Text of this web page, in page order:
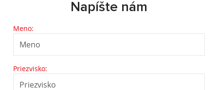
Napíšte nám
Meno:
Priezvisko: